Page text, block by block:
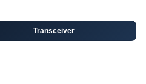
Transceiver